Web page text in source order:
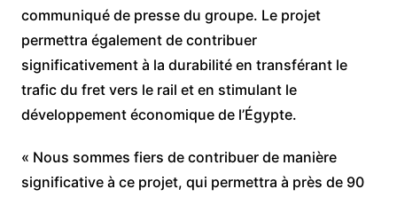
communiqué de presse du groupe. Le projet
permettra également de contribuer
significativement à la durabilité en transférant le
trafic du fret vers le rail et en stimulant le
développement économique de l’Égypte.
« Nous sommes fiers de contribuer de manière
significative à ce projet, qui permettra à près de 90